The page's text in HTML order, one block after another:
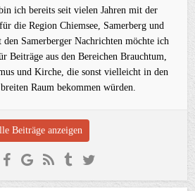
ich bereits seit vielen Jahren mit der
die Region Chiemsee, Samerberg und
Samerberger Nachrichten möchte ich
Beiträge aus den Bereichen Brauchtum,
und Kirche, die sonst vielleicht in den
Raum bekommen würden.
Beiträge anzeigen